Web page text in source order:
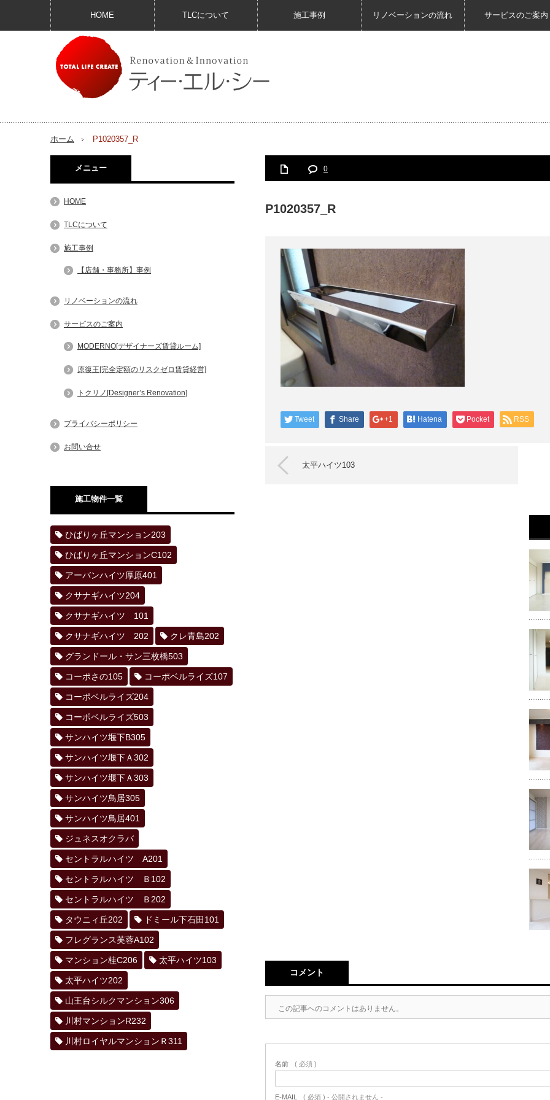
HOME TLCについて 施工事例 リノベーションの流れ サービスのご案内
ホーム P1020357_R
0
P1020357_R
Tweet Share +1 Hatena Pocket RSS
太平ハイツ103
コメント
この記事へのコメントはありません。
名前 ( 必須 )
E-MAIL ( 必須 ) - 公開されません -
メニュー
HOME
TLCについて
施工事例
【店舗・事務所】事例
リノベーションの流れ
サービスのご案内
MODERNO[デザイナーズ賃貸ルーム]
原復王[完全定額のリスクゼロ賃貸経営]
トクリノ[Designer’s Renovation]
プライバシーポリシー
お問い合せ
施工物件一覧
ひばりヶ丘マンション203
ひばりヶ丘マンションC102
アーバンハイツ厚原401
クサナギハイツ204
クサナギハイツ 101
クサナギハイツ 202 クレ青島202
グランドール・サン三枚橋503
コーポさの105 コーポベルライズ107
コーポベルライズ204
コーポベルライズ503
サンハイツ堰下B305
サンハイツ堰下Ａ302
サンハイツ堰下Ａ303
サンハイツ鳥居305
サンハイツ鳥居401
ジュネスオクラバ
セントラルハイツ A201
セントラルハイツ Ｂ102
セントラルハイツ Ｂ202
タウニィ丘202 ドミール下石田101
フレグランス芙蓉A102
マンション桂C206 太平ハイツ103
太平ハイツ202
山王台シルクマンション306
川村マンションR232
川村ロイヤルマンションＲ311